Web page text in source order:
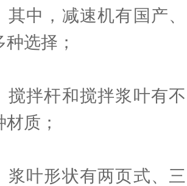
，减速机有国产、
选择；
杆和搅拌浆叶有不
质；
形状有两页式、三